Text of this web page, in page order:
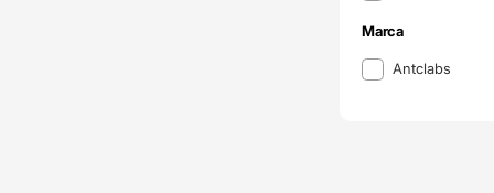
Marca
MarcaAntclabs